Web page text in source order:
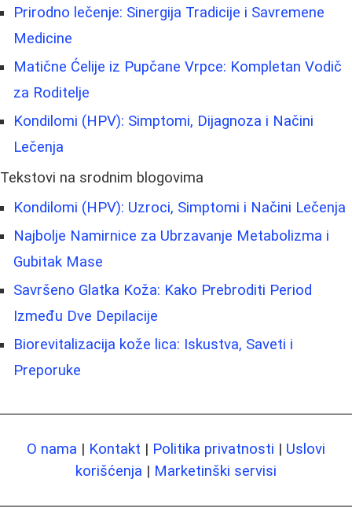
Prirodno lečenje: Sinergija Tradicije i Savremene
Medicine
Matične Ćelije iz Pupčane Vrpce: Kompletan Vodič
za Roditelje
Kondilomi (HPV): Simptomi, Dijagnoza i Načini
Lečenja
Tekstovi na srodnim blogovima
Kondilomi (HPV): Uzroci, Simptomi i Načini Lečenja
Najbolje Namirnice za Ubrzavanje Metabolizma i
Gubitak Mase
Savršeno Glatka Koža: Kako Prebroditi Period
Između Dve Depilacije
Biorevitalizacija kože lica: Iskustva, Saveti i
Preporuke
O nama | Kontakt | Politika privatnosti | Uslovi
korišćenja | Marketinški servisi